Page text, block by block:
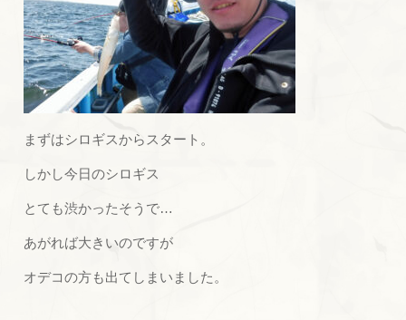
まずはシロギスからスタート。
しかし今日のシロギス
とても渋かったそうで…
あがれば大きいのですが
オデコの方も出てしまいました。